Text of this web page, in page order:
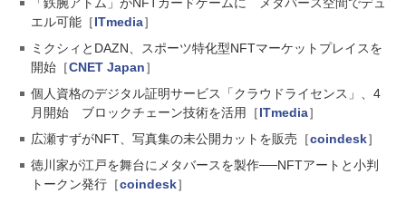
エル可能［ITmedia］
ミクシィとDAZN、スポーツ特化型NFTマーケットプレイスを
開始［CNET Japan］
個人資格のデジタル証明サービス「クラウドライセンス」、4
月開始 ブロックチェーン技術を活用［ITmedia］
広瀬すずがNFT、写真集の未公開カットを販売［coindesk］
徳川家が江戸を舞台にメタバースを製作──NFTアートと小判
トークン発行［coindesk］